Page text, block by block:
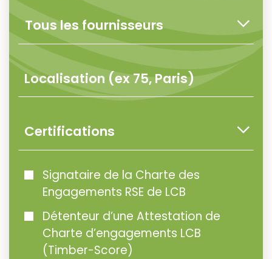
Certifications
Signataire de la Charte des
Engagements RSE de LCB
Détenteur d’une Attestation de
Charte d’engagements LCB
(Timber-Score)